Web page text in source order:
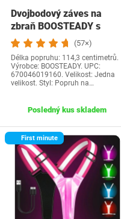
Dvojbodový záves na
zbraň BOOSTEADY s
otočným kĺbom,…
(57×)
Délka popruhu: 114,3 centimetrů.
Výrobce: BOOSTEADY. UPC:
670046019160. Velikost: Jedna
velikost. Styl: Popruh na…
Posledný kus skladem
First minute